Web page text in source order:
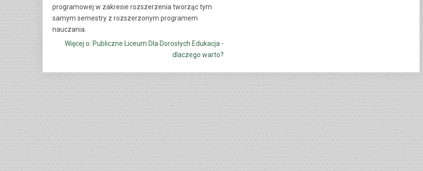
programowej w zakresie rozszerzenia tworząc tym
samym semestry z rozszerzonym programem
nauczania.
Więcej o: Publiczne Liceum Dla Dorosłych Edukacja -
dlaczego warto?